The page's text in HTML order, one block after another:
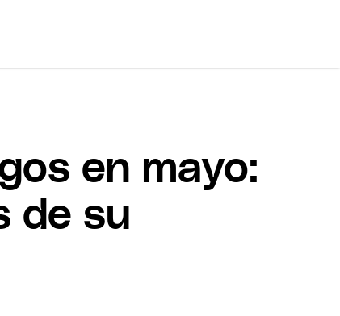
en mayo:
de su